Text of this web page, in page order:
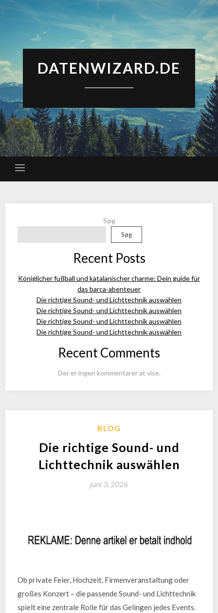
DATENWIZARD.DE
Søg
Søg
Recent Posts
Königlicher fußball und katalanischer charme: Dein guide für
das barca-abenteuer
Die richtige Sound- und Lichttechnik auswählen
Die richtige Sound- und Lichttechnik auswählen
Die richtige Sound- und Lichttechnik auswählen
Die richtige Sound- und Lichttechnik auswählen
Recent Comments
Der er ingen kommentarer at vise.
BLOG
Die richtige Sound- und
Lichttechnik auswählen
juni 3, 2026
Ob private Feier, Hochzeit, Firmenveranstaltung oder
großes Konzert – die passende Sound- und Lichttechnik
spielt eine zentrale Rolle für das Gelingen jedes Events.